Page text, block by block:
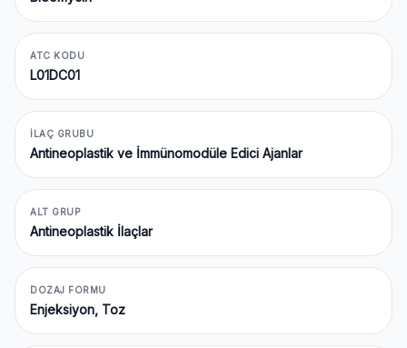
ATC KODU
L01DC01
İLAÇ GRUBU
Antineoplastik ve İmmünomodüle Edici Ajanlar
ALT GRUP
Antineoplastik İlaçlar
DOZAJ FORMU
Enjeksiyon, Toz